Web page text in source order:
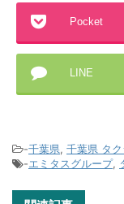
Pocket
LINE
-千葉県, 千葉県 タ
-エミタスグループ,